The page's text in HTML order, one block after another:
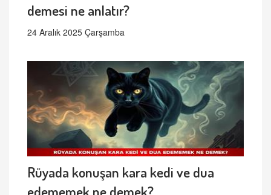
demesi ne anlatır?
24 Aralık 2025 Çarşamba
Rüyada konuşan kara kedi ve dua
edememek ne demek?